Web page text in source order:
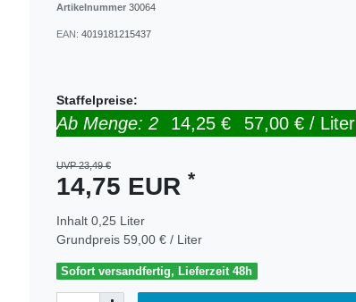
Artikelnummer 30064
EAN: 4019181215437
Staffelpreise:
Ab Menge: 2 14,25 € 57,00 € / Liter
UVP 23,49 €
14,75 EUR *
Inhalt 0,25 Liter
Grundpreis 59,00 € / Liter
Sofort versandfertig, Lieferzeit 48h